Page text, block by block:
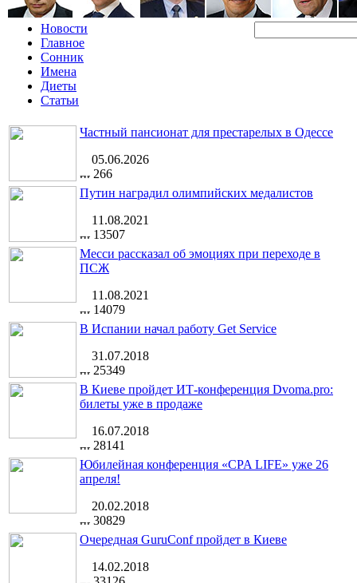
Новости
Главное
Сонник
Имена
Диеты
Статьи
Частный пансионат для престарелых в Одессе
05.06.2026
266
Путин наградил олимпийских медалистов
11.08.2021
13507
Месси рассказал об эмоциях при переходе в
ПСЖ
11.08.2021
14079
В Испании начал работу Get Service
31.07.2018
25349
В Киеве пройдет ИТ-конференция Dvoma.pro:
билеты уже в продаже
16.07.2018
28141
Юбилейная конференция «CPA LIFE» уже 26
апреля!
20.02.2018
30829
Очередная GuruConf пройдет в Киеве
14.02.2018